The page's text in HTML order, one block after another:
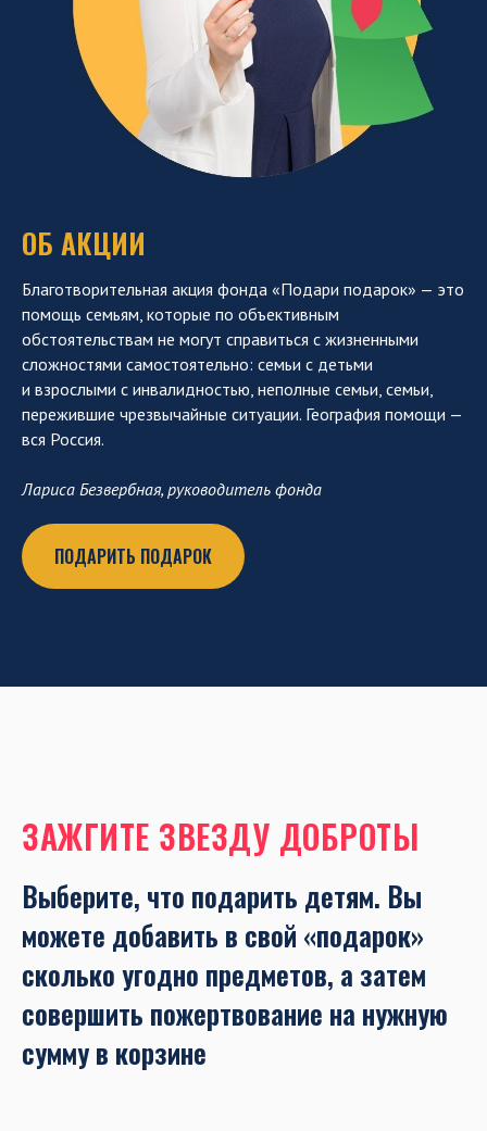
ОБ АКЦИИ
Благотворительная акция фонда «Подари подарок» — это
помощь семьям, которые по объективным
обстоятельствам не могут справиться с жизненными
сложностями самостоятельно: семьи с детьми
и взрослыми с инвалидностью, неполные семьи, семьи,
пережившие чрезвычайные ситуации. География помощи —
вся Россия.
Лариса Безвербная, руководитель фонда
ПОДАРИТЬ ПОДАРОК
ЗАЖГИТЕ ЗВЕЗДУ ДОБРОТЫ
Выберите, что подарить детям. Вы
можете добавить в свой «подарок»
сколько угодно предметов, а затем
совершить пожертвование на нужную
сумму в корзине